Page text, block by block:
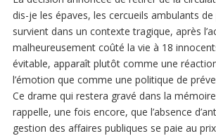
dis-je les épaves, les cercueils ambulants de
survient dans un contexte tragique, après
malheureusement coûté la vie à 18
évitable, apparaît plutôt comme une
l’émotion que comme une politique de
Ce drame qui restera gravé dans la
rappelle, une fois encore, que l’absence
gestion des affaires publiques se paie au